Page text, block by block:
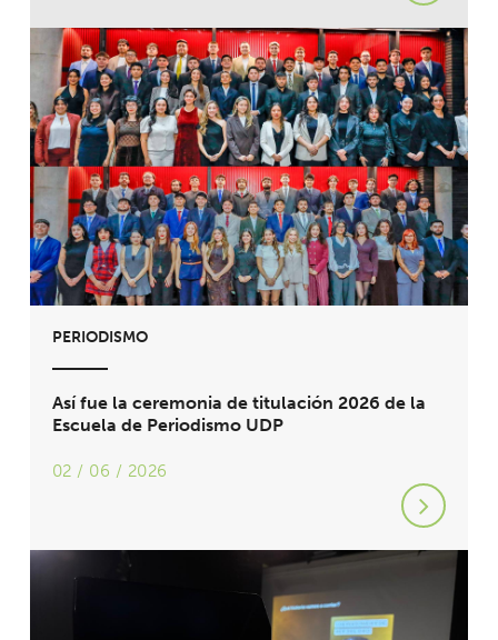
PERIODISMO
Así fue la ceremonia de titulación 2026 de la
Escuela de Periodismo UDP
02 / 06 / 2026